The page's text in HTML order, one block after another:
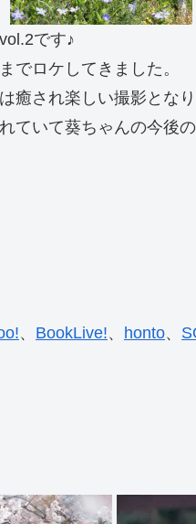
です♪
でロケしてきました。
癒され楽しい撮影とな
ていて葵ちゃんの今後
、 BookLive!、 honto、